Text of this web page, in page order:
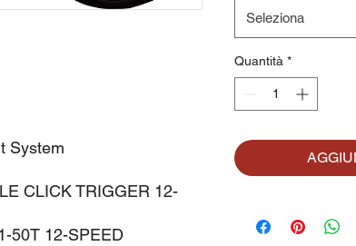
System
CLICK TRIGGER 12-
50T 12-SPEED
Seleziona
Quantità *